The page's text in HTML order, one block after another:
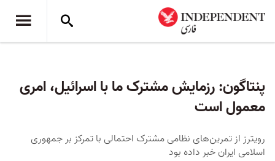
پنتاگون: رزمایش مشترک ما با اسرائیل، امری
معمول است
رویترز از تمرین‌های نظامی مشترک احتمالی با تمرکز بر جمهوری
اسلامی ایران خبر داده بود